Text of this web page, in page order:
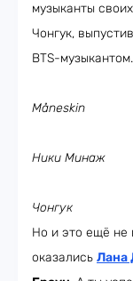
музыканты
Чонгук,
BTS-музыкантом.
Måneskin
Ники Минаж
Чонгук
Но и это ещё не
оказались Лана